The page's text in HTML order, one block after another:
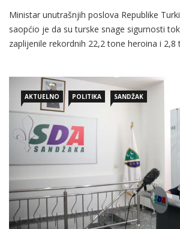
Ministar unutrašnjih poslova Republike
saopćio je da su turske snage sigurnosti
zaplijenile rekordnih 22,2 tone heroina i 2,8
AKTUELNO POLITIKA SANDŽAK